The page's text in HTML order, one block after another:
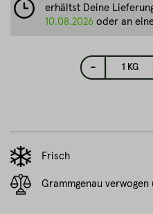
- 1 KG
Frisch
Grammgenau
erhältst Deine
10.08.2026 oder an